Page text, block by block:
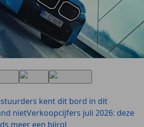
kent dit bord in dit
nietVerkoopcijfers juli 2026: deze
meer een bijrol